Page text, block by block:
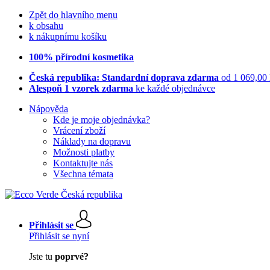
Zpět do hlavního menu
k obsahu
k nákupnímu košíku
100% přírodní kosmetika
Česká republika: Standardní doprava zdarma od 1 069,00
Alespoň 1 vzorek zdarma ke každé objednávce
Nápověda
Kde je moje objednávka?
Vrácení zboží
Náklady na dopravu
Možnosti platby
Kontaktujte nás
Všechna témata
Přihlásit se
Přihlásit se nyní
Jste tu poprvé?